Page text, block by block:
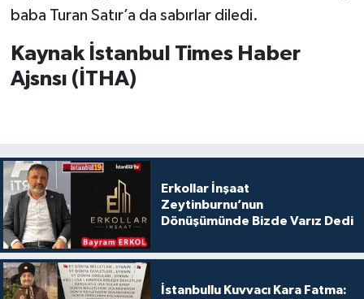
baba Turan Satır’a da sabırlar diledi.
Kaynak İstanbul Times Haber
Ajsnsı (İTHA)
Erkollar İnşaat
Zeytinburnu’nun
Dönüşümünde Bizde Varız Dedi
İstanbullu Kuvvacı Kara Fatma: